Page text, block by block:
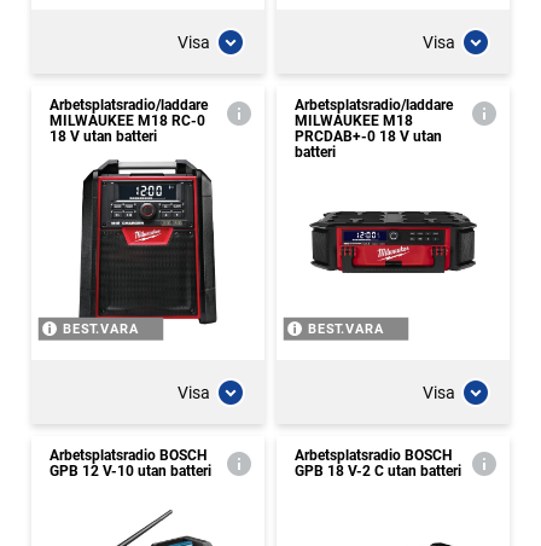
Visa Visa
Arbetsplatsradio/laddare
MILWAUKEE M18 RC-0
18 V utan batteri
BEST.VARA
Visa
Arbetsplatsradio/laddare
MILWAUKEE M18
PRCDAB+-0 18 V utan
batteri
BEST.VARA
Visa
Arbetsplatsradio BOSCH
GPB 12 V-10 utan batteri
Arbetsplatsradio BOSCH
GPB 18 V-2 C utan batteri